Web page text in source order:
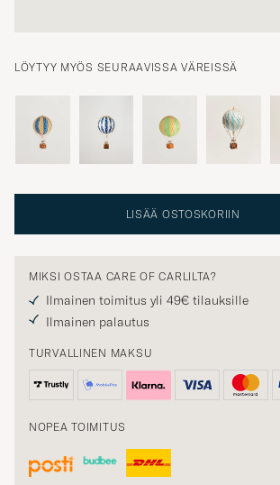
LÖYTYY MYÖS SEURAAVISSA VÄREISSÄ
LISÄÄ OSTOSKORIIN
MIKSI OSTAA CARE OF CARLILTA?
Ilmainen toimitus yli 49€ tilauksille
Ilmainen palautus
TURVALLINEN MAKSU
NOPEA TOIMITUS